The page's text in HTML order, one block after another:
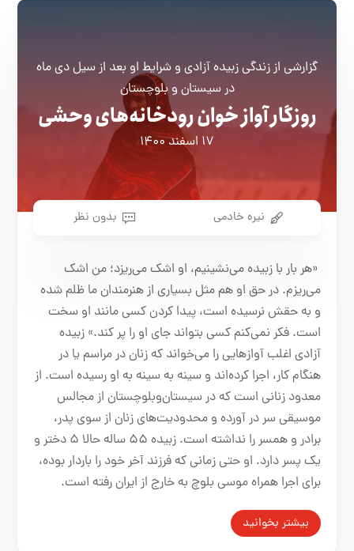
گزارشی از زندگی زبیده آزادی و شرایط او بعد از سیل دی ماه
در سیستان و بلوچستان
روزگار آواز خوان رودخانه‌های وحشی
۱۷ اسفند ۱۴۰۰
نیره خادمی بدون نظر
«هر بار با زبیده می‌نشینیم، او اشک می‌ریزد؛ من اشک
می‌ریزم. در حق او هم مثل بسیاری از هنرمندان ما ظلم شده
و به حقش نرسیده است، پیدا کردن کسی مانند او سخت
است. فکر نمی‌کنم کسی بتواند جای او را پر کند.» زبیده
آزادی اغلب آوازهایی را می‌خواند که زنان در مراسم یا در
هنگام کار، اجرا ‌کرده‌اند و سینه به سینه به او رسیده است. از
معدود زنانی است که در سیستان‌و‌بلوچستان از مجالس
موسیقی سر در آورده و محدودیت‌های زنان از سوی پدر،
برادر و همسر را نداشته است. زبیده ۵۵ ساله حالا ۵ دختر و
یک پسر دارد. او حتی زمانی که فرزند آخر خود را باردار بوده،
برای اجرا همراه موسی بلوچ به خارج از ایران رفته است.
بیشتر بخوانید